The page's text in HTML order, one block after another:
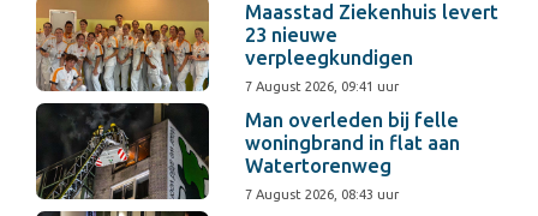
Maasstad Ziekenhuis levert
23 nieuwe
verpleegkundigen
7 August 2026, 09:41 uur
Man overleden bij felle
woningbrand in flat aan
Watertorenweg
7 August 2026, 08:43 uur